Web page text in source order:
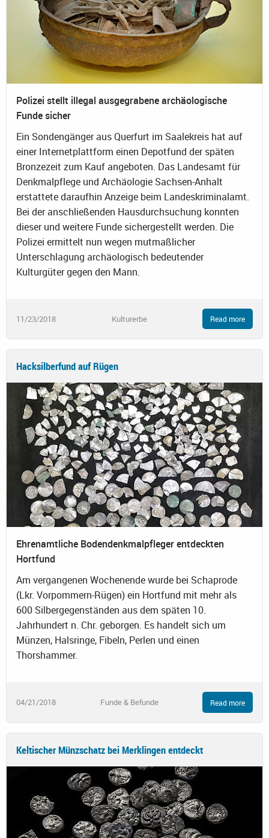
Polizei stellt illegal ausgegrabene archäologische
Funde sicher
Ein Sondengänger aus Querfurt im Saalekreis hat auf
einer Internetplattform einen Depotfund der späten
Bronzezeit zum Kauf angeboten. Das Landesamt für
Denkmalpflege und Archäologie Sachsen-Anhalt
erstattete daraufhin Anzeige beim Landeskriminalamt.
Bei der anschließenden Hausdurchsuchung konnten
dieser und weitere Funde sichergestellt werden. Die
Polizei ermittelt nun wegen mutmaßlicher
Unterschlagung archäologisch bedeutender
Kulturgüter gegen den Mann.
11/23/2018 Kulturerbe Read more
Hacksilberfund auf Rügen
Ehrenamtliche Bodendenkmalpfleger entdeckten
Hortfund
Am vergangenen Wochenende wurde bei Schaprode
(Lkr. Vorpommern-Rügen) ein Hortfund mit mehr als
600 Silbergegenständen aus dem späten 10.
Jahrhundert n. Chr. geborgen. Es handelt sich um
Münzen, Halsringe, Fibeln, Perlen und einen
Thorshammer.
04/21/2018 Funde & Befunde Read more
Keltischer Münzschatz bei Merklingen entdeckt